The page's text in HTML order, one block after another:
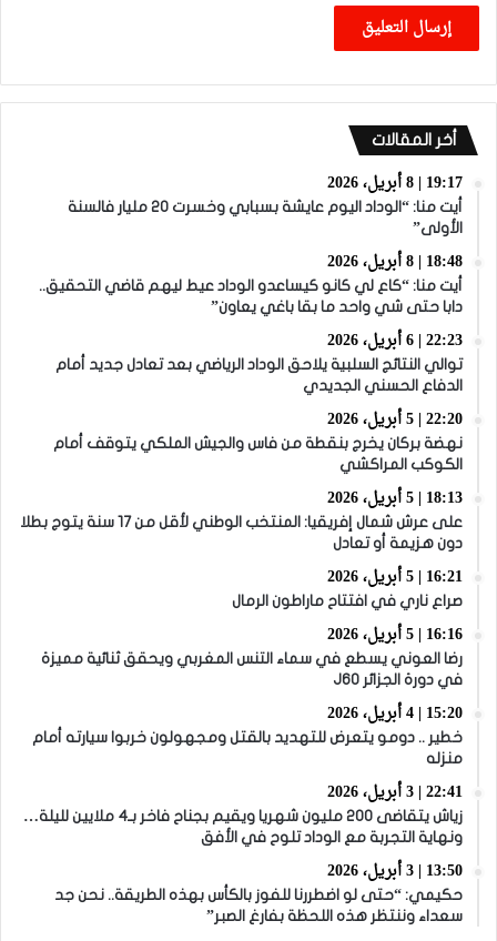
أخر المقالات
19:17 | 8 أبريل، 2026
أيت منا: “الوداد اليوم عايشة بسبابي وخسرت 20 مليار فالسنة
الأولى”
18:48 | 8 أبريل، 2026
أيت منا: “كاع لي كانو كيساعدو الوداد عيط ليهم قاضي التحقيق..
دابا حتى شي واحد ما بقا باغي يعاون”
22:23 | 6 أبريل، 2026
توالي النتائج السلبية يلاحق الوداد الرياضي بعد تعادل جديد أمام
الدفاع الحسني الجديدي
22:20 | 5 أبريل، 2026
نهضة بركان يخرج بنقطة من فاس والجيش الملكي يتوقف أمام
الكوكب المراكشي
18:13 | 5 أبريل، 2026
على عرش شمال إفريقيا: المنتخب الوطني لأقل من 17 سنة يتوج بطلا
دون هزيمة أو تعادل
16:21 | 5 أبريل، 2026
صراع ناري في افتتاح ماراطون الرمال
16:16 | 5 أبريل، 2026
رضا العوني يسطع في سماء التنس المغربي ويحقق ثنائية مميزة
في دورة الجزائر J60
15:20 | 4 أبريل، 2026
خطير .. دومو يتعرض للتهديد بالقتل ومجهولون خربوا سيارته أمام
منزله
22:41 | 3 أبريل، 2026
زياش يتقاضى 200 مليون شهريا ويقيم بجناح فاخر بـ4 ملايين لليلة…
ونهاية التجربة مع الوداد تلوح في الأفق
13:50 | 3 أبريل، 2026
حكيمي: “حتى لو اضطررنا للفوز بالكأس بهذه الطريقة.. نحن جد
سعداء وننتظر هذه اللحظة بفارغ الصبر”